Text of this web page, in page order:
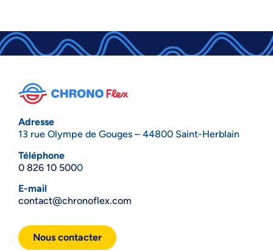
Adresse
13 rue Olympe de Gouges – 44800 Saint-Herblain
Téléphone
0 826 10 5000
E-mail
contact@chronoflex.com
Nous contacter